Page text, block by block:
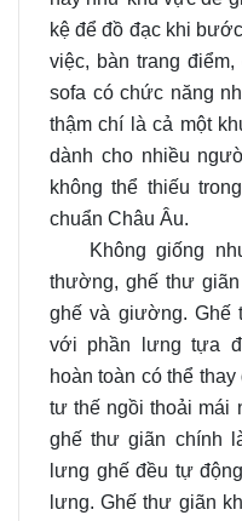
kệ để đồ đạc khi
việc, bàn trang
sofa có chức năng
thậm chí là cả một
dành cho nhiều
không thể thiếu
chuẩn Châu Âu.
Không giống như
thường, ghế thư
ghế và giường. Ghế
với phần lưng tựa
hoàn toàn có thể
tư thế ngồi thoải mái
ghế thư giãn chính
lưng ghế đều tự
lưng. Ghế thư giãn